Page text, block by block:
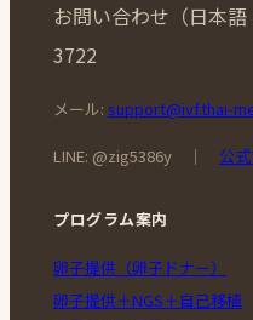
お問い合わせ（日本
3722
メール: support@ivf.thai-
LINE: @zig5386y ｜ 公
プログラム案内
卵子提供（卵子ドナー）
卵子提供＋NGS＋自己移植